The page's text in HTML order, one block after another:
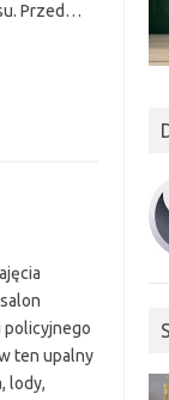
Przed…
policyjnego
ten upalny
lody,